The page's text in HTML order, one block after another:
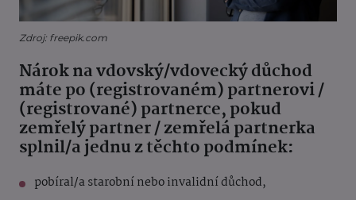
Zdroj: freepik.com
Nárok na vdovský/vdovecký důchod
máte po (registrovaném) partnerovi /
(registrované) partnerce, pokud
zemřelý partner / zemřelá partnerka
splnil/a jednu z těchto podmínek:
pobíral/a starobní nebo invalidní důchod,